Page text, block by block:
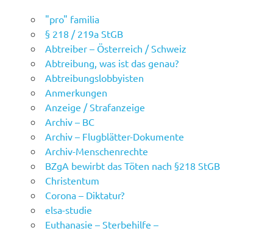
"pro" familia
§ 218 / 219a StGB
Abtreiber – Österreich / Schweiz
Abtreibung, was ist das genau?
Abtreibungslobbyisten
Anmerkungen
Anzeige / Strafanzeige
Archiv – BC
Archiv – Flugblätter-Dokumente
Archiv-Menschenrechte
BZgA bewirbt das Töten nach §218 StGB
Christentum
Corona – Diktatur?
elsa-studie
Euthanasie – Sterbehilfe –